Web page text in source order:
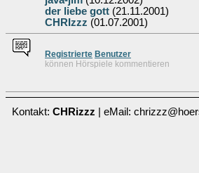
der liebe gott (21.11.2001)
CHRIzzz (01.07.2001)
Registrierte Benutzer
können Hörspiele kommentieren
Kontakt: CHRizzz | eMail: